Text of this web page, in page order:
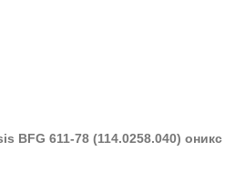
BFG 611-78 (114.0258.040) оникс